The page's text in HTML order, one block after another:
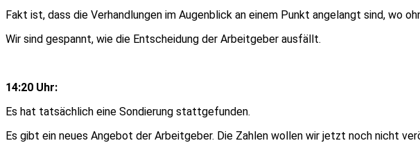
Fakt ist, dass die Verhandlungen im Augenblick an einem Punkt angelangt sind, wo
Wir sind gespannt, wie die Entscheidung der Arbeitgeber ausfällt.
14:20 Uhr:
Es hat tatsächlich eine Sondierung stattgefunden.
Es gibt ein neues Angebot der Arbeitgeber. Die Zahlen wollen wir jetzt noch nicht